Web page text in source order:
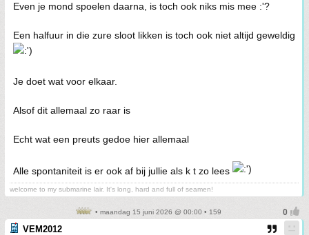
Even je mond spoelen daarna, is toch ook niks mis mee :'?
Een halfuur in die zure sloot likken is toch ook niet altijd geweldig
Je doet wat voor elkaar.
Alsof dit allemaal zo raar is
Echt wat een preuts gedoe hier allemaal
Alle spontaniteit is er ook af bij jullie als k t zo lees
welcome to my submarine lair. It's long, hard and full of seamen!
• maandag 15 juni 2026 @ 00:00 • 159
VEM2012